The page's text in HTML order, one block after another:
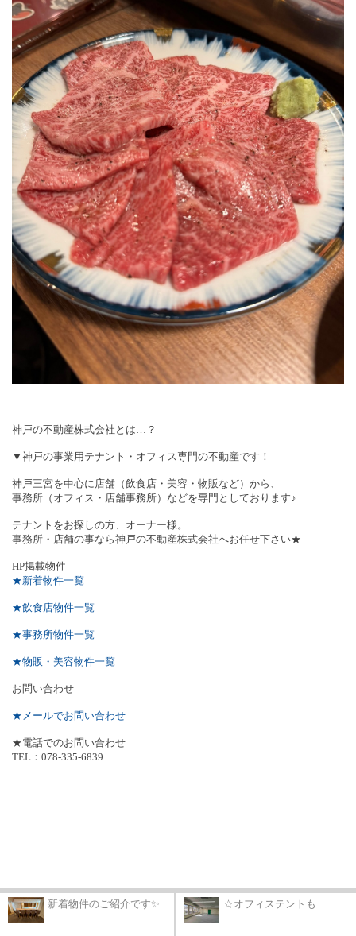
神戸の不動産株式会社とは…？
▼神戸の事業用テナント・オフィス専門の不動産です！
神戸三宮を中心に店舗（飲食店・美容・物販など）から、
事務所（オフィス・店舗事務所）などを専門としております♪
テナントをお探しの方、オーナー様。
事務所・店舗の事なら神戸の不動産株式会社へお任せ下さい★
HP掲載物件
★新着物件一覧
★飲食店物件一覧
★事務所物件一覧
★物販・美容物件一覧
お問い合わせ
★メールでお問い合わせ
★電話でのお問い合わせ
TEL ： 078-335-6839
新着物件のご紹介です✨ ☆オフィステントも...